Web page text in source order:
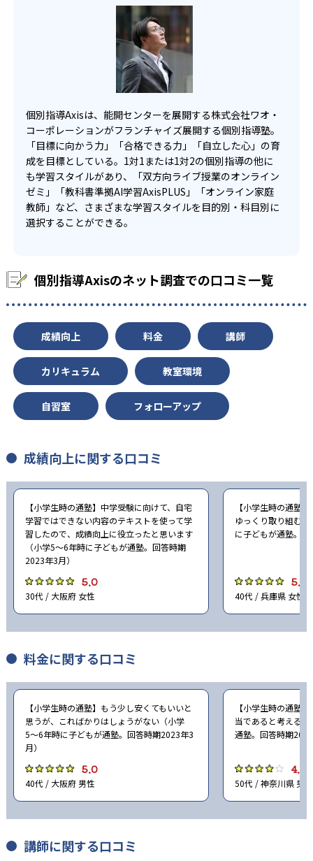
東京純心女子中学校 -
大妻中野中学校 -
穎明館中学校 - 共栄学園中学校 -
桜丘中学校 - 順天中学校 -
城西大学附属城西中学校 -
金城学院中学校 -
海陽中等教育学校
名古屋女子大学中学校
聖霊中学校 - 大成中学校
-
四日市メリノール学院中学校 -
鈴鹿中学校 -
滋賀県立守山中学校
-
比叡山中学校 - 近江兄弟社中学校 -
光泉カトリック中学校 -
立命館守山中学校 同志社中学校 -
洛星中学校 - 大谷中学校
龍谷大学付属平安中学校
個別指導Axisは、能開センターを展開する株式会社ワオ・
コーポレーションがフランチャイズ展開する個別指導塾。
「目標に向かう力」「合格できる力」「自立した心」の育
成を目標としている。1対1または1対2の個別指導の他に
も学習スタイルがあり、「双方向ライブ授業のオンライン
ゼミ」「教科書準拠AI学習AxisPLUS」「オンライン家庭
教師」など、さまざまな学習スタイルを目的別・科目別に
選択することができる。
個別指導Axisのネット調査での口コミ一覧
成績向上 料金 講師
カリキュラム 教室環境
自習室 フォローアップ
成績向上に関する口コミ
【小学生時の通塾】中学受験に向けて、自宅
学習ではできない内容のテキストを使って学
習したので、成績向上に役立ったと思います
（小学5〜6年時に子どもが通塾。回答時期
2023年3月）
5.0
30代 / 大阪府 女性
【小学生時の通塾
ゆっくり取り組む
に子どもが通塾。
5.0
40代 / 兵庫県 女性
料金に関する口コミ
【小学生時の通塾】もう少し安くてもいいと
思うが、こればかりはしょうがない（小学
5〜6年時に子どもが通塾。回答時期2023年3
月）
5.0
40代 / 大阪府 男性
【小学生時の通塾
当であると考える
通塾。回答時期
4.0
50代 / 神奈川県 男性
講師に関する口コミ